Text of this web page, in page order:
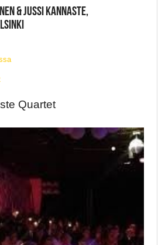
& JUSSI KANNASTE,
Quartet